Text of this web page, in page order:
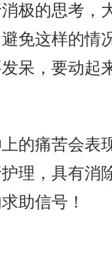
的思考，
免这样的情
呆，要动起
痛苦会表
理，具有消
助信号！